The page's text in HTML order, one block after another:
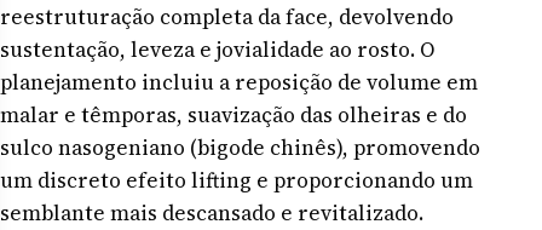
reestruturação completa da face, devolvendo
sustentação, leveza e jovialidade ao rosto. O
planejamento incluiu a reposição de volume em
malar e têmporas, suavização das olheiras e do
sulco nasogeniano (bigode chinês), promovendo
um discreto efeito lifting e proporcionando um
semblante mais descansado e revitalizado.